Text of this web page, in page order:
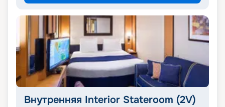
Внутренняя Interior Stateroom (2V)